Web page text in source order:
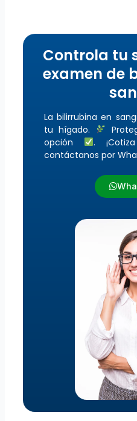
Controla tu
examen de
La bilirrubina en
tu hígado.
opción
.
contáctanos por